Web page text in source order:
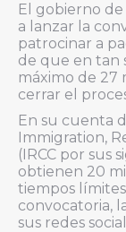
El gobierno
a lanzar la
patrocinar a
de que en tan
máximo de 27
cerrar el
En su cuenta
Immigration,
(IRCC por sus
obtienen 20
tiempos
convocatoria,
sus redes